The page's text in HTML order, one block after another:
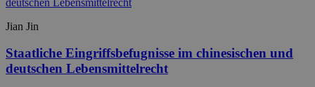
Jian Jin
Staatliche Eingriffsbefugnisse im chinesischen und
deutschen Lebensmittelrecht